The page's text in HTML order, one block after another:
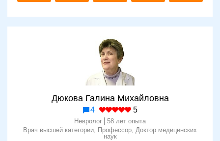
Дюкова Галина Михайловна
4 5
Невролог
58 лет опыта
Врач высшей категории
Профессор Доктор медицинских
наук